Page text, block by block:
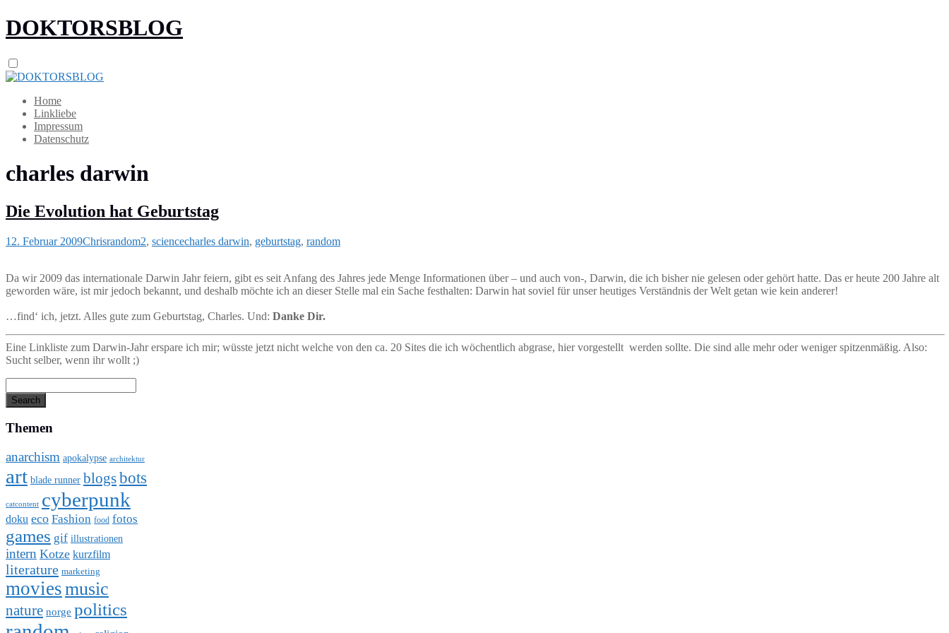
DOKTORSBLOG
Home
Linkliebe
Impressum
Datenschutz
charles darwin
Die Evolution hat Geburtstag
12. Februar 2009Chrisrandom2, sciencecharles darwin, geburtstag, random
Da wir 2009 das internationale Darwin Jahr feiern, gibt es seit Anfang des Jahres jede Menge Informationen über – und auch von-, Darwin, die ich bisher nie gelesen oder gehört hatte. Das er heute 200 Jahre alt
geworden wäre, ist mir jedoch bekannt, und deshalb möchte ich an dieser Stelle mal ein Sache festhalten: Darwin hat soviel für unser heutiges Verständnis der Welt getan wie kein anderer!
…find‘ ich, jetzt. Alles gute zum Geburtstag, Charles. Und: Danke Dir.
Eine Linkliste zum Darwin-Jahr erspare ich mir; wüsste jetzt nicht welche von den ca. 20 Sites die ich wöchentlich abgrase, hier vorgestellt werden sollte. Die sind alle mehr oder weniger spitzenmäßig. Also:
Sucht selber, wenn ihr wollt ;)
Themen
anarchism apokalypse architektur
art blade runner blogsbots
catcontent cyberpunk
doku eco Fashion food fotos
games gif illustrationen
intern Kotze kurzfilm
literature marketing
moviesmusic
nature norge politics